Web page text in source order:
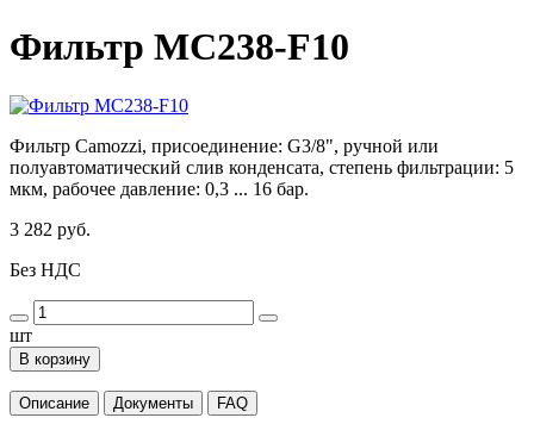
Фильтр MC238-F10
Фильтр Camozzi, присоединение: G3/8", ручной или
полуавтоматический слив конденсата, степень фильтрации: 5
мкм, рабочее давление: 0,3 ... 16 бар.
3 282 руб.
Без НДС
шт
В корзину
Описание Документы FAQ